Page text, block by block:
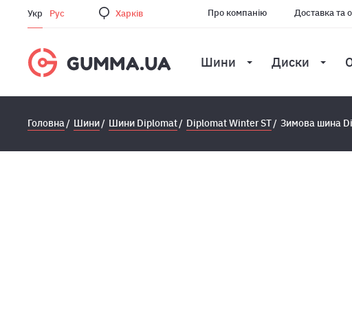
Укр Рус Харкiв Про компанію Доставка та
Шини Диски
Головна Шини Шини Diplomat Diplomat Winter ST Зимова шина